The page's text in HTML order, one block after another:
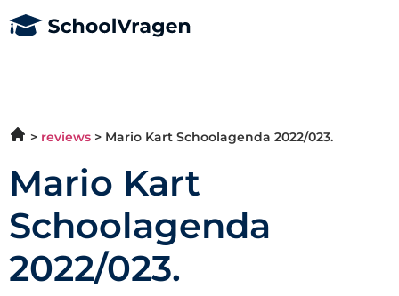
reviews Mario Kart Schoolagenda 2022/023.
Mario Kart
Schoolagenda
2022/023.